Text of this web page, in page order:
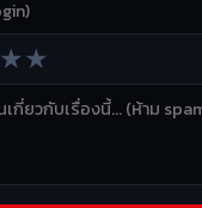
★★